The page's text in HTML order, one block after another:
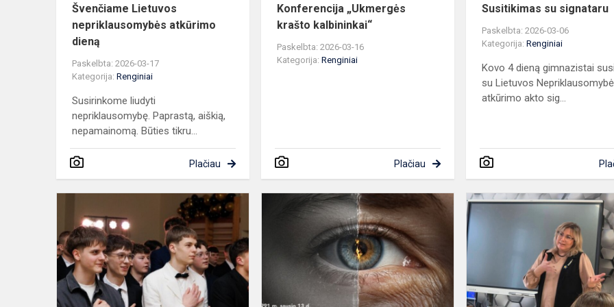
Švenčiame Lietuvos
nepriklausomybės atkūrimo
dieną
Paskelbta: 2026-03-17
Kategorija: Renginiai
Susirinkome liudyti
nepriklausomybę. Paprastą, aiškią,
nepamainomą. Būties tikru...
Plačiau
Konferencija „Ukmergės
krašto kalbininkai“
Paskelbta: 2026-03-16
Kategorija:Renginiai
Plačiau
Susitikimas su signataru
Paskelbta: 2026-03-06
Kategorija:Renginiai
Kovo 4 dieną gimnazistai
su Lietuvos
atkūrimo akto sig...
Šimtadienis
Sausio
13-
Laisvės
diena